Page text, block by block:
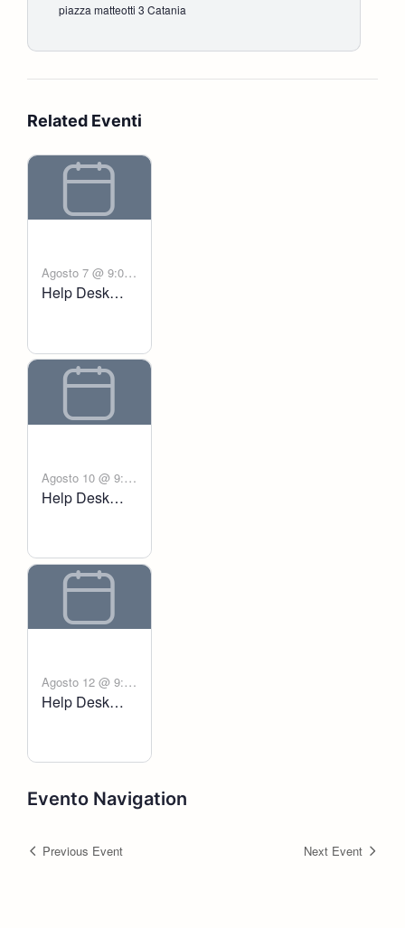
piazza matteotti 3 Catania
Related Eventi
Agosto 7 @ 9:00
am - 6:00 pm
Help Desk
Agosto 10 @ 9:00
am - 6:00 pm
Help Desk
Agosto 12 @ 9:00
am - 6:00 pm
Help Desk
Evento Navigation
Previous Event Next Event